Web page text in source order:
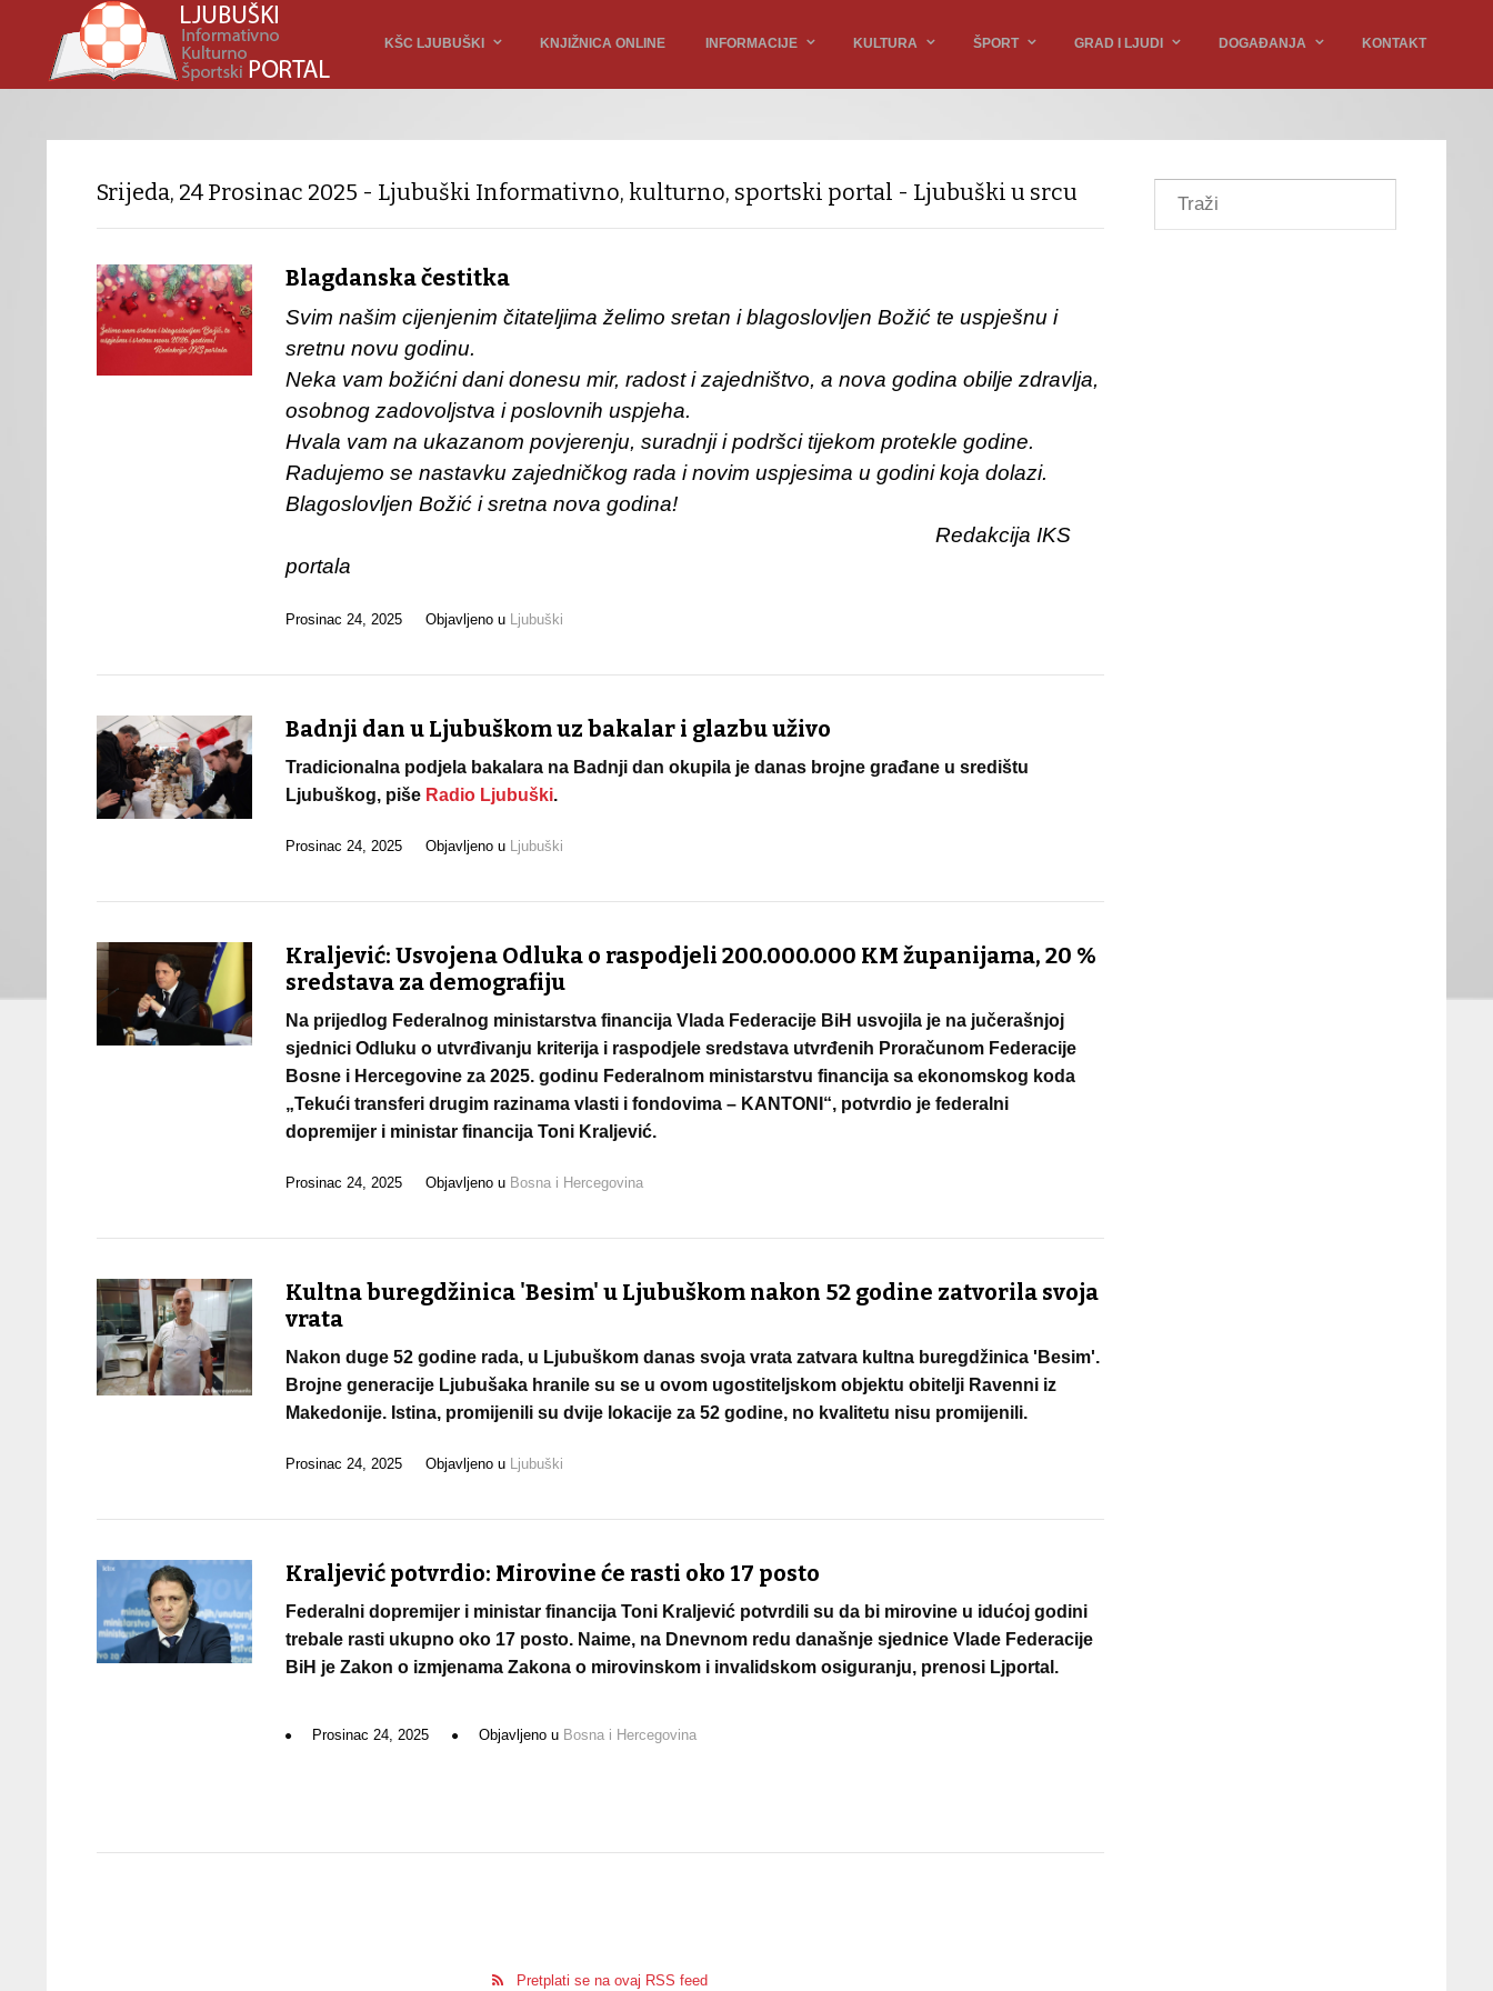
KŠC LJUBUŠKI KNJIŽNICA ONLINE INFORMACIJE KULTURA ŠPORT GRAD I LJUDI DOGAĐANJA KONTAKT
Srijeda, 24 Prosinac 2025 - Ljubuški Informativno, kulturno, sportski portal - Ljubuški u srcu
Blagdanska čestitka
Svim našim cijenjenim čitateljima želimo sretan i blagoslovljen Božić te uspješnu i
sretnu novu godinu.
Neka vam božićni dani donesu mir, radost i zajedništvo, a nova godina obilje zdravlja,
osobnog zadovoljstva i poslovnih uspjeha.
Hvala vam na ukazanom povjerenju, suradnji i podršci tijekom protekle godine.
Radujemo se nastavku zajedničkog rada i novim uspjesima u godini koja dolazi.
Blagoslovljen Božić i sretna nova godina!
Redakcija IKS
portala
Prosinac 24, 2025 Objavljeno u Ljubuški
Badnji dan u Ljubuškom uz bakalar i glazbu uživo
Tradicionalna podjela bakalara na Badnji dan okupila je danas brojne građane u središtu
Ljubuškog, piše Radio Ljubuški.
Prosinac 24, 2025 Objavljeno u Ljubuški
Kraljević: Usvojena Odluka o raspodjeli 200.000.000 KM županijama, 20 %
sredstava za demografiju
Na prijedlog Federalnog ministarstva financija Vlada Federacije BiH usvojila je na jučerašnjoj
sjednici Odluku o utvrđivanju kriterija i raspodjele sredstava utvrđenih Proračunom Federacije
Bosne i Hercegovine za 2025. godinu Federalnom ministarstvu financija sa ekonomskog koda
„Tekući transferi drugim razinama vlasti i fondovima – KANTONI“, potvrdio je federalni
dopremijer i ministar financija Toni Kraljević.
Prosinac 24, 2025 Objavljeno u Bosna i Hercegovina
Kultna buregdžinica 'Besim' u Ljubuškom nakon 52 godine zatvorila svoja
vrata
Nakon duge 52 godine rada, u Ljubuškom danas svoja vrata zatvara kultna buregdžinica 'Besim'.
Brojne generacije Ljubušaka hranile su se u ovom ugostiteljskom objektu obitelji Ravenni iz
Makedonije. Istina, promijenili su dvije lokacije za 52 godine, no kvalitetu nisu promijenili.
Prosinac 24, 2025 Objavljeno u Ljubuški
Kraljević potvrdio: Mirovine će rasti oko 17 posto
Federalni dopremijer i ministar financija Toni Kraljević potvrdili su da bi mirovine u idućoj godini
trebale rasti ukupno oko 17 posto. Naime, na Dnevnom redu današnje sjednice Vlade Federacije
BiH je Zakon o izmjenama Zakona o mirovinskom i invalidskom osiguranju, prenosi Ljportal.
Prosinac 24, 2025 Objavljeno u Bosna i Hercegovina
Pretplati se na ovaj RSS feed